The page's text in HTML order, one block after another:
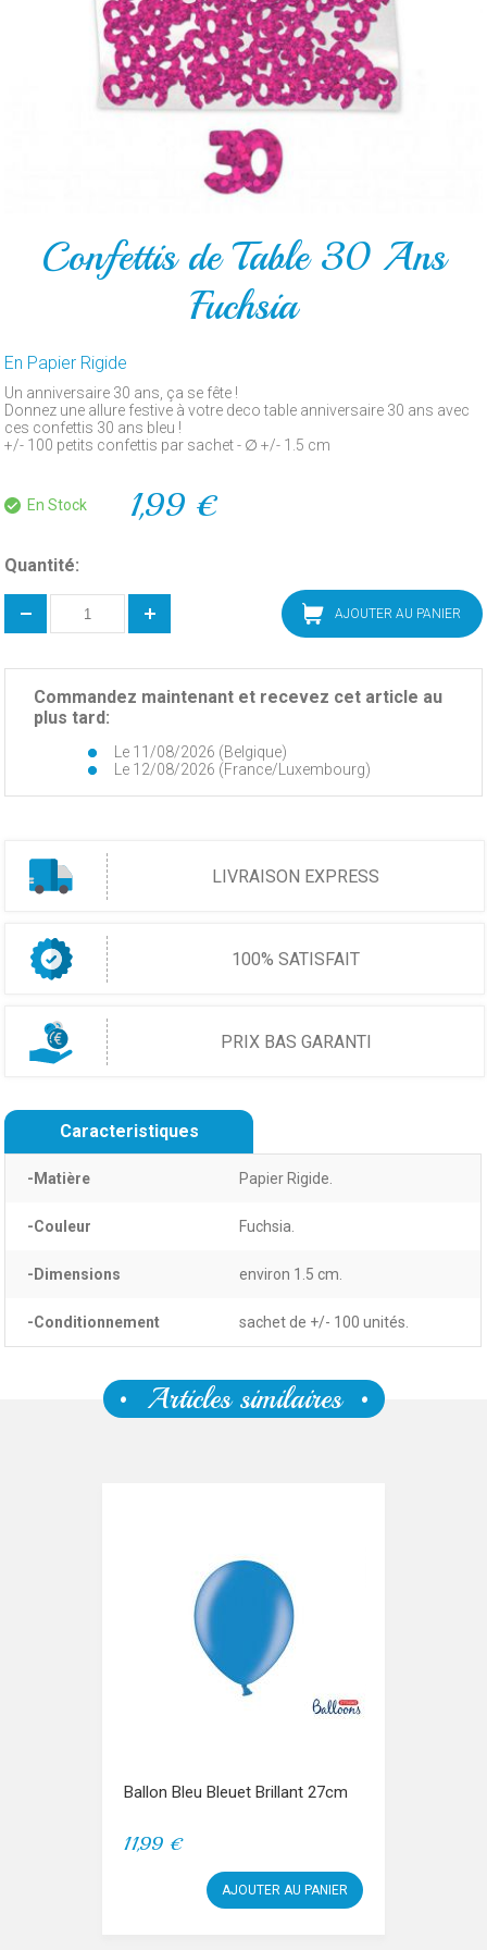
Confettis de Table 30 Ans
Fuchsia
En Papier Rigide
Un anniversaire 30 ans, ça se fête !
Donnez une allure festive à votre deco table anniversaire 30 ans avec
ces confettis 30 ans bleu !
+/- 100 petits confettis par sachet - ∅ +/- 1.5 cm
En Stock 1,99 €
Quantité:
AJOUTER AU PANIER
Commandez maintenant et recevez cet article au
plus tard:
Le 11/08/2026 (Belgique)
Le 12/08/2026 (France/Luxembourg)
LIVRAISON EXPRESS
100% SATISFAIT
PRIX BAS GARANTI
Caracteristiques
-Matière Papier Rigide.
-Couleur Fuchsia.
-Dimensions environ 1.5 cm.
-Conditionnement sachet de +/- 100 unités.
Articles similaires
Ballon Bleu Bleuet Brillant 27cm
11,99 €
AJOUTER AU PANIER